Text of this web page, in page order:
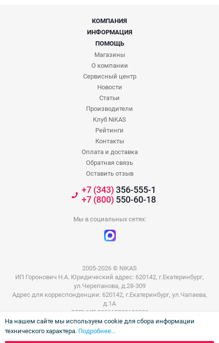
КОМПАНИЯ
ИНФОРМАЦИЯ
ПОМОЩЬ
Магазины
О компании
Сервисный центр
Новости
Статьи
Производители
Клуб NiKAS
Рейтинги
Контакты
Оплата и доставка
Обратная связь
Оставить отзыв
+7 (343)356-555-1
+7 (800)550-60-18
Мы в социальных сетях:
2005-2026 © NiKAS
ИП Горонович Н.А. Юридический адрес: 620142, г.Екатеринбург,
ул.Черепанова, д.28-309
Адрес для корреспонденции: 620142, г.Екатеринбург, ул.Чапаева,
д.1А
ОГРНИП 305665832600031
ИНН 665801802803
На нашем сайте мы используем cookie для сбора информации
технического характера. Подробнее...